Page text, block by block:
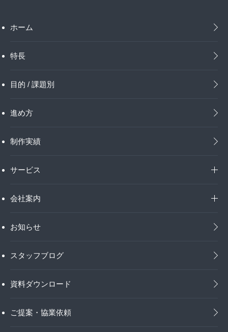
ホーム
特長
目的 / 課題別
進め方
制作実績
サービス
会社案内
お知らせ
スタッフブログ
資料ダウンロード
ご提案・協業依頼